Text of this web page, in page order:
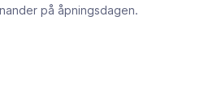
på åpningsdagen.